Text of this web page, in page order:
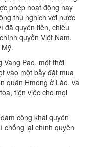
phép hoạt động hay
thù nghịch với nước
đã quyên tiền, chiêu
quyền Việt Nam,
Vang Pao, một thời
vào một bẫy đặt mua
quân Hmong ở Lào, và
tiện việc cho mọi
công khai quyên
chống lại chính quyền